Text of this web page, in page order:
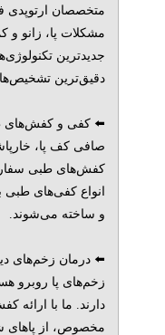
متخصصان ارتوپدی
مشکلات پا، زانو و
جدیدترین
دقیق‌ترین تشخیص‌ها
⬅️ کفی و کفش‌های
صافی کف پا،
کفش‌های طبی
انواع کفی‌های
و ساخته می‌شوند.
⬅️ درمان زخم‌های
زخم‌های پا روبرو
دارند. ما با ارائه
مخصوص، از پاهای